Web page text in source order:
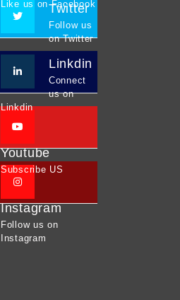
Like us on Facebook
Twitter
Follow us
on Twitter
Linkdin
Connect
us on
Linkdin
Youtube
Subscribe US
Instagram
Follow us on
Instagram